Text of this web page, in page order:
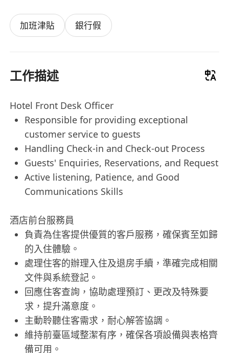
加班津貼 銀行假
工作描述
Hotel Front Desk Officer
Responsible for providing exceptional
customer service to guests
Handling Check-in and Check-out Process
Guests' Enquiries, Reservations, and Request
Active listening, Patience, and Good
Communications Skills
酒店前台服務員
負責為住客提供優質的客戶服務，確保賓至如歸
的入住體驗。
處理住客的辦理入住及退房手續，準確完成相關
文件與系統登記。
回應住客查詢，協助處理預訂、更改及特殊要
求，提升滿意度。
主動聆聽住客需求，耐心解答協調。
維持前臺區域整潔有序，確保各項設備與表格齊
備可用。